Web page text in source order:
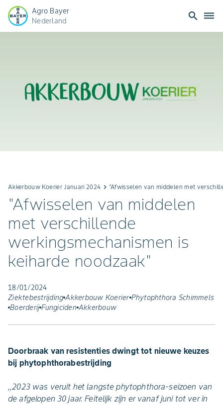
Agro Bayer
Nederland
search dehaze
Akkerbouw Koerier Januari 2024 keyboard_arrow_right "Afwisselen van middelen met
"Afwisselen van middelen
met verschillende
werkingsmechanismen is
keiharde noodzaak"
18/01/2024
Ziektebestrijding Akkerbouw Koerier Phytophthora Schimmels
Boerderij Fungiciden Akkerbouw
Doorbraak van resistenties dwingt tot nieuwe keuzes
bij phytophthorabestrijding
,,2023 was veruit het langste phytophthora-seizoen van
de afgelopen 30 jaar. Feitelijk zijn er vanaf juni tot ver in